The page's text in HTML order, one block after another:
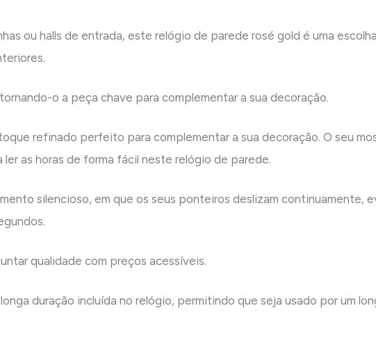
ou halls de entrada, este relógio de parede rosé gold é uma
o a peça chave para complementar a sua decoração.
refinado perfeito para complementar a sua decoração. O seu
as horas de forma fácil neste relógio de parede.
silencioso, em que os seus ponteiros deslizam continuamente,
qualidade com preços acessíveis.
duração incluída no relógio, permitindo que seja usado por um